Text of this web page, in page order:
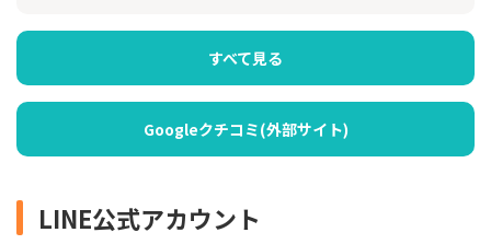
すべて見る
Googleクチコミ(外部サイト)
LINE公式アカウント